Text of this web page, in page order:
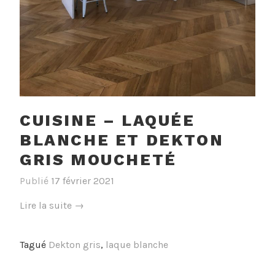
CUISINE – LAQUÉE
BLANCHE ET DEKTON
GRIS MOUCHETÉ
Publié 17 février 2021
Lire la suite « Cuisine
blanche
→
Tagué Dekton gris, laque blanche